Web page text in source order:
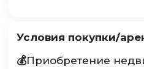
Условия покупки/
💰Приобретение